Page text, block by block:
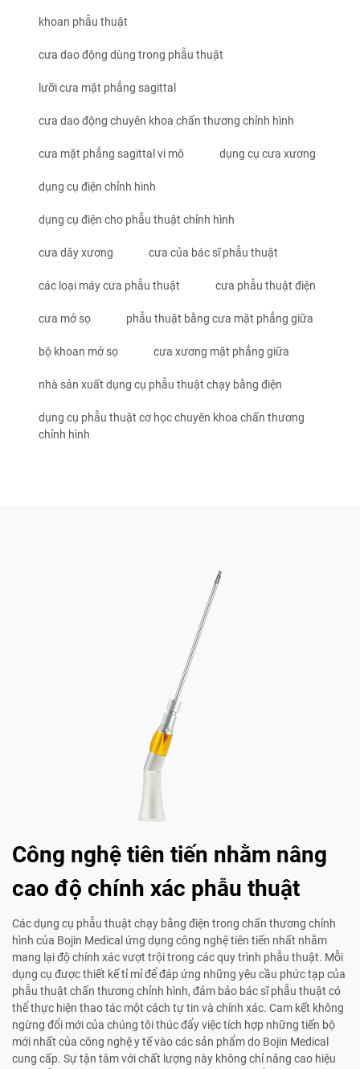
khoan phẫu thuật
cưa dao động dùng trong phẫu thuật
lưỡi cưa mặt phẳng sagittal
cưa dao động chuyên khoa chấn thương chỉnh hình
cưa mặt phẳng sagittal vi mô dụng cụ cưa xương
dụng cụ điện chỉnh hình
dụng cụ điện cho phẫu thuật chỉnh hình
cưa dây xương cưa của bác sĩ phẫu thuật
các loại máy cưa phẫu thuật cưa phẫu thuật điện
cưa mở sọ phẫu thuật bằng cưa mặt phẳng giữa
bộ khoan mở sọ cưa xương mặt phẳng giữa
nhà sản xuất dụng cụ phẫu thuật chạy bằng điện
dụng cụ phẫu thuật cơ học chuyên khoa chấn thương
chỉnh hình
Công nghệ tiên tiến nhằm nâng
cao độ chính xác phẫu thuật
Các dụng cụ phẫu thuật chạy bằng điện trong chấn thương chỉnh
hình của Bojin Medical ứng dụng công nghệ tiên tiến nhất nhằm
mang lại độ chính xác vượt trội trong các quy trình phẫu thuật. Mỗi
dụng cụ được thiết kế tỉ mỉ để đáp ứng những yêu cầu phức tạp của
phẫu thuật chấn thương chỉnh hình, đảm bảo bác sĩ phẫu thuật có
thể thực hiện thao tác một cách tự tin và chính xác. Cam kết không
ngừng đổi mới của chúng tôi thúc đẩy việc tích hợp những tiến bộ
mới nhất của công nghệ y tế vào các sản phẩm do Bojin Medical
cung cấp. Sự tận tâm với chất lượng này không chỉ nâng cao hiệu